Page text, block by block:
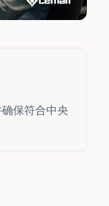
保符合中央